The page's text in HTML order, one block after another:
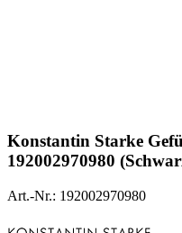
Konstantin Starke
192002970980
Art.-Nr.: 192002970980